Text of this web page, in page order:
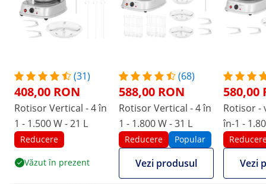
(31)
408,00 RON
Rotisor Vertical - 4 în
1 - 1.500 W - 21 L
Reducere
Văzut în prezent
(68)
588,00 RON
Rotisor Vertical - 4 în
1 - 1.800 W - 31 L
Reducere Popular
Vezi produsul
580,00
Rotisor -
în-1 -
Vezi